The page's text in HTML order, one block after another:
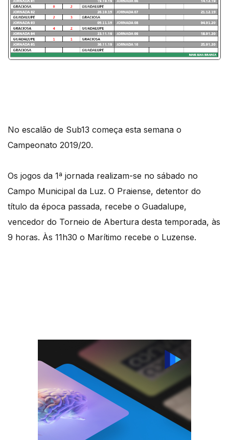
No escalão de Sub13 começa esta semana o
Campeonato 2019/20.
Os jogos da 1ª jornada realizam-se no sábado no
Campo Municipal da Luz. O Praiense, detentor do
título da época passada, recebe o Guadalupe,
vencedor do Torneio de Abertura desta temporada, às
9 horas. Às 11h30 o Marítimo recebe o Luzense.